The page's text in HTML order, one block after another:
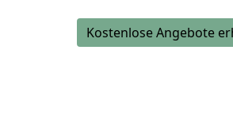
Kostenlose Angebote